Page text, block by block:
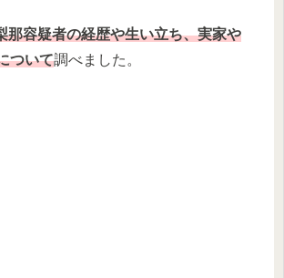
那容疑者の経歴や生い立ち、実家や
ついて調べました。